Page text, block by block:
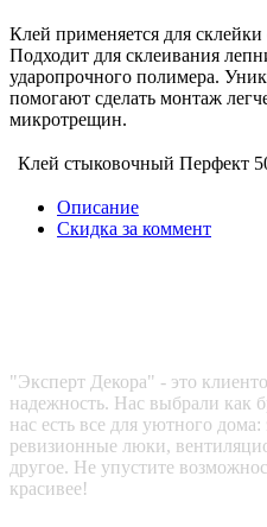
Клей применяется для
Подходит для склеивания
ударопрочного полимера.
помогают сделать монтаж
микротрещин.
Клей стыковочный Перфект
Описание
Скидка за коммент
"Эксперт Декора" - это
надежность. Нас выбрали как
нас есть все для уютного
ревизионные люки,
другое. Не упустите
красивее!